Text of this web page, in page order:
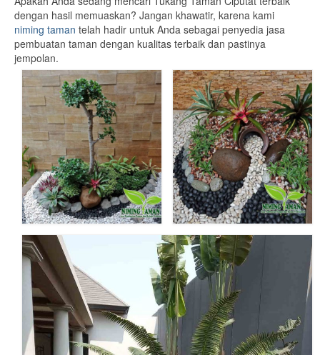
dengan hasil memuaskan? Jangan khawatir, karena kami
niming taman telah hadir untuk Anda sebagai penyedia jasa
pembuatan taman dengan kualitas terbaik dan pastinya
jempolan.